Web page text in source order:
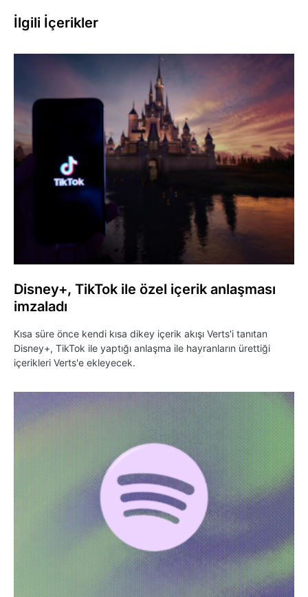
İlgili İçerikler
Disney+, TikTok ile özel içerik anlaşması
imzaladı
Kısa süre önce kendi kısa dikey içerik akışı Verts'i tanıtan
Disney+, TikTok ile yaptığı anlaşma ile hayranların ürettiği
içerikleri Verts'e ekleyecek.